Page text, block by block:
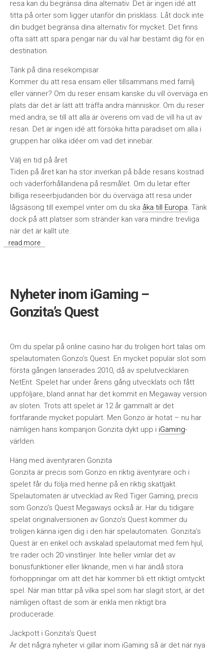
resa kan du begränsa dina alternativ. Det är ingen idé att
titta på orter som ligger utanför din prisklass. Låt dock inte
din budget begränsa dina alternativ för mycket. Det finns
ofta sätt att spara pengar när du väl har bestämt dig för en
destination.
Tänk på dina resekompisar
Kommer du att resa ensam eller tillsammans med familj
eller vänner? Om du reser ensam kanske du vill överväga en
plats där det är lätt att träffa andra människor. Om du reser
med andra, se till att alla är överens om vad de vill ha ut av
resan. Det är ingen idé att försöka hitta paradiset om alla i
gruppen har olika idéer om vad det innebär.
Välj en tid på året
Tiden på året kan ha stor inverkan på både resans kostnad
och väderförhållandena på resmålet. Om du letar efter
billiga reseerbjudanden bör du överväga att resa under
lågsäsong till exempel vinter om du ska åka till Europa. Tänk
dock på att platser som stränder kan vara mindre trevliga
när det är kallt ute.
read more
Nyheter inom iGaming –
Gonzita’s Quest
Om du spelar på online casino har du troligen hört talas om
spelautomaten Gonzo’s Quest. En mycket populär slot som
första gången lanserades 2010, då av spelutvecklaren
NetEnt. Spelet har under årens gång utvecklats och fått
uppföljare, bland annat har det kommit en Megaway version
av sloten. Trots att spelet är 12 år gammalt är det
fortfarande mycket populärt. Men Gonzo är hotat – nu har
nämligen hans kompanjon Gonzita dykt upp i iGaming-
världen.
Häng med äventyraren Gonzita
Gonzita är precis som Gonzo en riktig äventyrare och i
spelet får du följa med henne på en riktig skattjakt.
Spelautomaten är utvecklad av Red Tiger Gaming, precis
som Gonzo’s Quest Megaways också är. Har du tidigare
spelat originalversionen av Gonzo’s Quest kommer du
troligen känna igen dig i den här spelautomaten. Gonzita’s
Quest är en enkel och avskalad spelautomat med fem hjul,
tre rader och 20 vinstlinjer. Inte heller vimlar det av
bonusfunktioner eller liknande, men vi har ändå stora
förhoppningar om att det här kommer bli ett riktigt omtyckt
spel. När man tittar på vilka spel som har slagit stort, är det
nämligen oftast de som är enkla men riktigt bra
producerade.
Jackpott i Gonzita’s Quest
Är det några nyheter vi gillar inom iGaming så är det när nya